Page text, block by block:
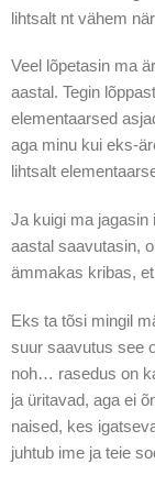
lihtsalt nt vähem
Veel lõpetasin ma
aastal. Tegin
elementaarsed
aga minu kui eks-
lihtsalt
Ja kuigi ma
aastal saavutasin,
ämmakas kribas,
Eks ta tõsi mingil
suur saavutus see
noh… rasedus on
ja üritavad, aga ei
naised, kes
juhtub ime ja teie